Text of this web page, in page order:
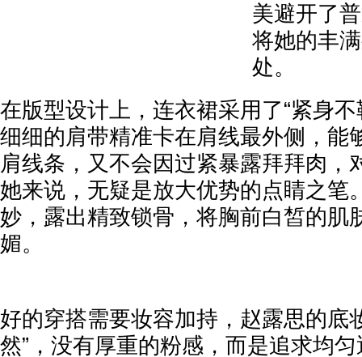
美避开了
将她的丰
处。
在版型设计上，连衣裙采用了“紧身
细细的肩带精准卡在肩线最外侧，能
肩线条，又不会因过紧暴露拜拜肉，
她来说，无疑是放大优势的点睛之笔
妙，露出精致锁骨，将胸前白皙的肌
媚。
好的穿搭需要妆容加持，赵露思的底
然”，没有厚重的粉感，而是追求均